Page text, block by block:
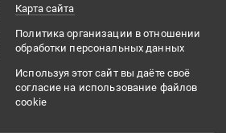
Карта сайта
Политика организации в отношении
обработки персональных данных
Используя этот сайт вы даёте своё
согласие на использование файлов
cookie